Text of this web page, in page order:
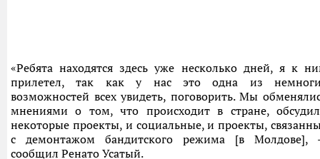
«Ребята находятся здесь уже несколько дней, я к
прилетел, так как у нас это одна из
возможностей всех увидеть, поговорить. Мы
мнениями о том, что происходит в стране,
некоторые проекты, и социальные, и проекты,
с демонтажом бандитского режима [в Молдове],
сообщил Ренато Усатый.